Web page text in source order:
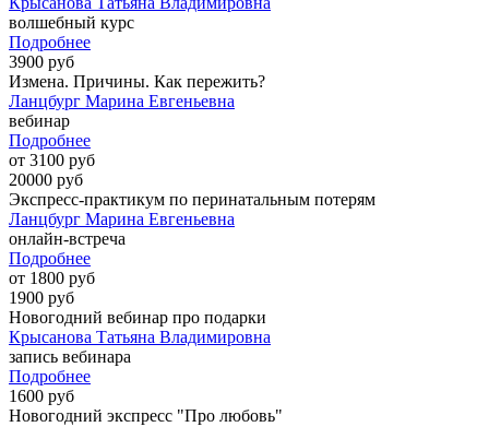
волшебный курс
Подробнее
3900 руб
Измена. Причины. Как пережить?
Ланцбург Марина Евгеньевна
вебинар
Подробнее
от 3100 руб
20000 руб
Экспресс-практикум по перинатальным потерям
Ланцбург Марина Евгеньевна
онлайн-встреча
Подробнее
от 1800 руб
1900 руб
Новогодний вебинар про подарки
Крысанова Татьяна Владимировна
запись вебинара
Подробнее
1600 руб
Новогодний экспресс "Про любовь"